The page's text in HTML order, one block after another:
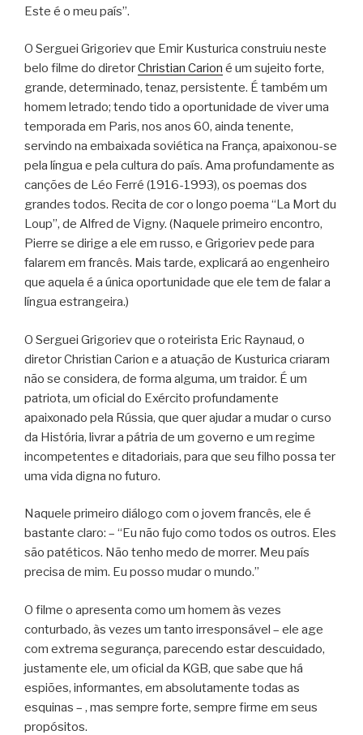
Este é o meu país”.
O Serguei Grigoriev que Emir Kusturica construiu neste
belo filme do diretorChristian Carion é um sujeito forte,
grande, determinado, tenaz, persistente. É também um
homem letrado; tendo tido a oportunidade de viver uma
temporada em Paris, nos anos 60, ainda tenente,
servindo na embaixada soviética na França, apaixonou-se
pela língua e pela cultura do país. Ama profundamente as
canções de Léo Ferré (1916-1993), os poemas dos
grandes todos. Recita de cor o longo poema “La Mort du
Loup”, de Alfred de Vigny. (Naquele primeiro encontro,
Pierre se dirige a ele em russo, e Grigoriev pede para
falarem em francês. Mais tarde, explicará ao engenheiro
que aquela é a única oportunidade que ele tem de falar a
língua estrangeira.)
O Serguei Grigoriev que o roteirista Eric Raynaud, o
diretor Christian Carion e a atuação de Kusturica criaram
não se considera, de forma alguma, um traidor. É um
patriota, um oficial do Exército profundamente
apaixonado pela Rússia, que quer ajudar a mudar o curso
da História, livrar a pátria de um governo e um regime
incompetentes e ditadoriais, para que seu filho possa ter
uma vida digna no futuro.
Naquele primeiro diálogo com o jovem francês, ele é
bastante claro: – “Eu não fujo como todos os outros. Eles
são patéticos. Não tenho medo de morrer. Meu país
precisa de mim. Eu posso mudar o mundo.”
O filme o apresenta como um homem às vezes
conturbado, às vezes um tanto irresponsável – ele age
com extrema segurança, parecendo estar descuidado,
justamente ele, um oficial da KGB, que sabe que há
espiões, informantes, em absolutamente todas as
esquinas – , mas sempre forte, sempre firme em seus
propósitos.